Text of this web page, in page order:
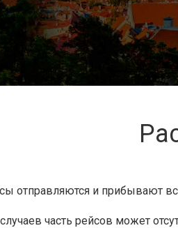
отправляются и прибывают
часть рейсов может